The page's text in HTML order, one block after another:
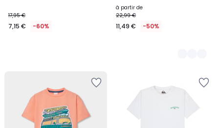
17,95 €
7,15 € -60%
à partir de
22,99 €
11,49 € -50%